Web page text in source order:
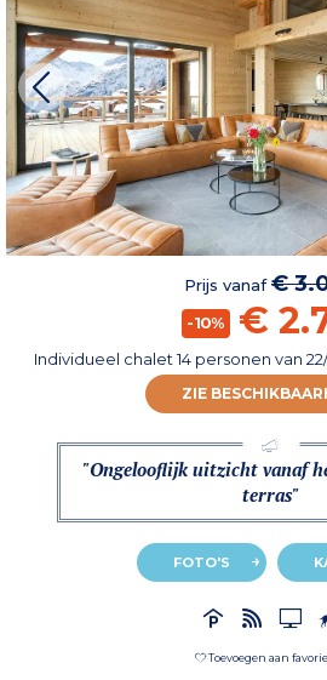
Prijs vanaf€
-10% €
Individueel chalet 14 personen van
ZIE
"Ongelooflijk uitzicht vanaf
terras"
FOTO'S
Toevoegen aan